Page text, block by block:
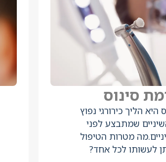
סינוס
היא הליך כירורגי נפוץ
שמתבצע לפני
מטרות הטיפול
לעשותו לכל אחד?